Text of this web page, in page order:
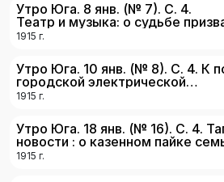
Утро Юга. 8 янв. (№ 7). С. 4.
Театр и музыка: о судьбе
артистов и музыкантов
1915 г.
Утро Юга. 10 янв. (№ 8). С. 4. К
городской электрической
станции: о необходимости
финансовыми трудностями
за военного времени
1915 г.
Утро Юга. 18 янв. (№ 16). С. 4.
новости : о казенном пайке
запасных, о помощи беженцам
1915 г.